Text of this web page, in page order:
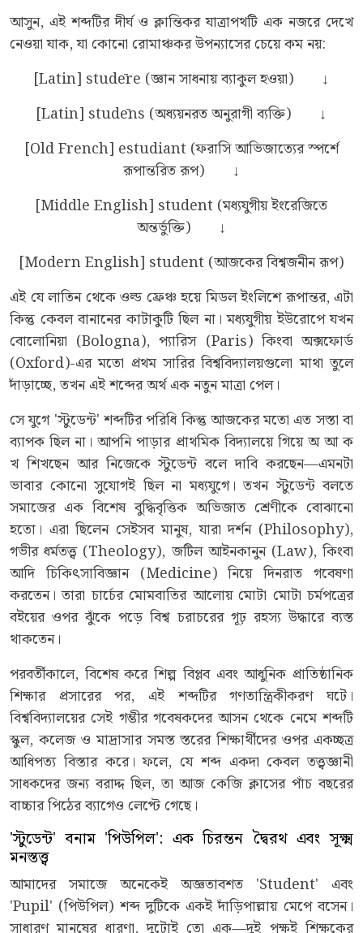
আসুন, এই শব্দটির দীর্ঘ ও ক্লান্তিকর যাত্রাপথটি এক নজরে দেখে
নেওয়া যাক, যা কোনো রোমাঞ্চকর উপন্যাসের চেয়ে কম নয়:
[Latin] studēre (জ্ঞান সাধনায় ব্যাকুল হওয়া) ↓
[Latin] studēns (অধ্যয়নরত অনুরাগী ব্যক্তি) ↓
[Old French] estudiant (ফরাসি আভিজাত্যের স্পর্শে
রূপান্তরিত রূপ) ↓
[Middle English] student (মধ্যযুগীয় ইংরেজিতে
অন্তর্ভুক্তি) ↓
[Modern English] student (আজকের বিশ্বজনীন রূপ)
এই যে লাতিন থেকে ওল্ড ফ্রেঞ্চ হয়ে মিডল ইংলিশে রূপান্তর, এটা
কিন্তু কেবল বানানের কাটাকুটি ছিল না। মধ্যযুগীয় ইউরোপে যখন
বোলোনিয়া (Bologna), প্যারিস (Paris) কিংবা অক্সফোর্ড
(Oxford)-এর মতো প্রথম সারির বিশ্ববিদ্যালয়গুলো মাথা তুলে
দাঁড়াচ্ছে, তখন এই শব্দের অর্থ এক নতুন মাত্রা পেল।
সে যুগে 'স্টুডেন্ট' শব্দটির পরিধি কিন্তু আজকের মতো এত সস্তা বা
ব্যাপক ছিল না। আপনি পাড়ার প্রাথমিক বিদ্যালয়ে গিয়ে অ আ ক
খ শিখছেন আর নিজেকে স্টুডেন্ট বলে দাবি করছেন—এমনটা
ভাবার কোনো সুযোগই ছিল না মধ্যযুগে। তখন স্টুডেন্ট বলতে
সমাজের এক বিশেষ বুদ্ধিবৃত্তিক অভিজাত শ্রেণীকে বোঝানো
হতো। এরা ছিলেন সেইসব মানুষ, যারা দর্শন (Philosophy),
গভীর ধর্মতত্ত্ব (Theology), জটিল আইনকানুন (Law), কিংবা
আদি চিকিৎসাবিজ্ঞান (Medicine) নিয়ে দিনরাত গবেষণা
করতেন। তারা চার্চের মোমবাতির আলোয় মোটা মোটা চর্মপত্রের
বইয়ের ওপর ঝুঁকে পড়ে বিশ্ব চরাচরের গূঢ় রহস্য উদ্ধারে ব্যস্ত
থাকতেন।
পরবর্তীকালে, বিশেষ করে শিল্প বিপ্লব এবং আধুনিক প্রাতিষ্ঠানিক
শিক্ষার প্রসারের পর, এই শব্দটির গণতান্ত্রিকীকরণ ঘটে।
বিশ্ববিদ্যালয়ের সেই গম্ভীর গবেষকদের আসন থেকে নেমে শব্দটি
স্কুল, কলেজ ও মাদ্রাসার সমস্ত স্তরের শিক্ষার্থীদের ওপর একচ্ছত্র
আধিপত্য বিস্তার করে। ফলে, যে শব্দ একদা কেবল তত্ত্বজ্ঞানী
সাধকদের জন্য বরাদ্দ ছিল, তা আজ কেজি ক্লাসের পাঁচ বছরের
বাচ্চার পিঠের ব্যাগেও লেপ্টে গেছে।
'স্টুডেন্ট' বনাম 'পিউপিল': এক চিরন্তন দ্বৈরথ এবং সূক্ষ্ম
মনস্তত্ত্ব
আমাদের সমাজে অনেকেই অজ্ঞতাবশত 'Student' এবং
'Pupil' (পিউপিল) শব্দ দুটিকে একই দাঁড়িপাল্লায় মেপে বসেন।
সাধারণ মানুষের ধারণা, দুটোই তো এক—দুই পক্ষই শিক্ষকের